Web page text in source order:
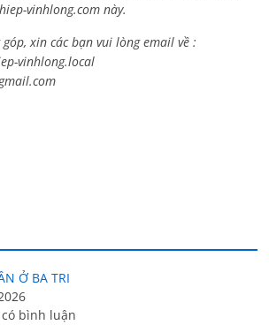
vinhlong.com này.
xin các bạn vui lòng email về :
vinhlong.local
Ở BA TRI
bình luận